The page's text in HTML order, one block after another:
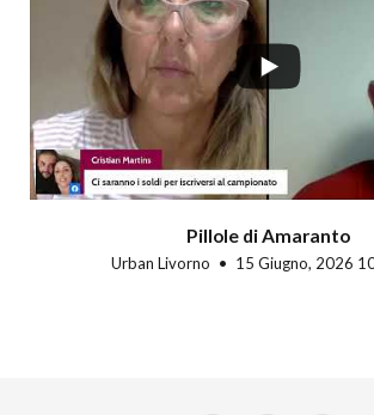
Pillole di Amaranto
Urban Livorno 15 Giugno, 2026